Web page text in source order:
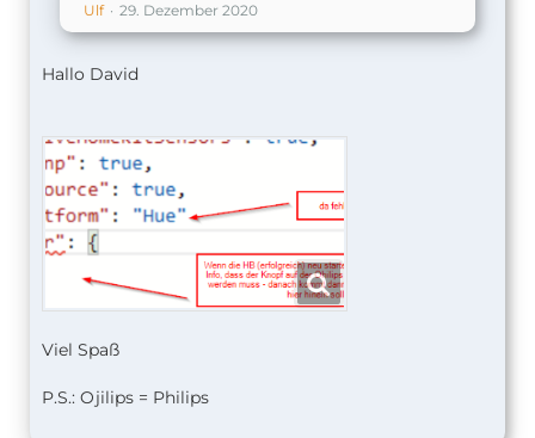
Ulf 29. Dezember 2020
Hallo David
Viel Spaß
P.S.: Ojilips = Philips